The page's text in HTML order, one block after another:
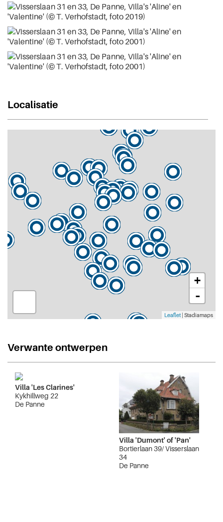
Localisatie
+
-
Leaflet | Stadiamaps
Verwante ontwerpen
Villa 'Les Clarines'
Kykhillweg 22
De Panne
Villa 'Dumont' of 'Pan'
Bortierlaan 39/ Visserslaan
34
De Panne